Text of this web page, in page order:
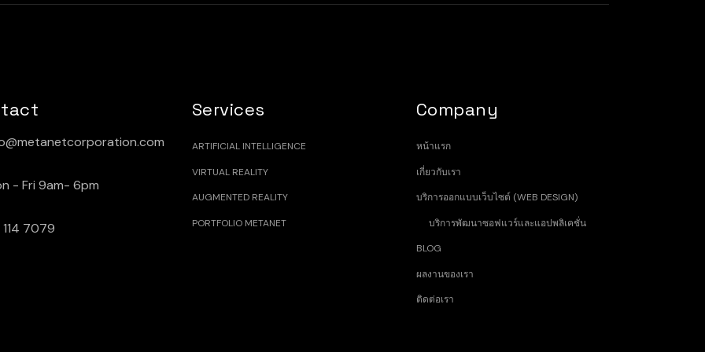
- Fri 9am- 6pm
7079
Services
ARTIFICIAL INTELLIGENCE
VIRTUAL REALITY
AUGMENTED REALITY
PORTFOLIO METANET
Company
หน้าแรก
เกี่ยวกับเรา
บริการออกแบบเว็บไซต์ (WEB DESIGN)
บริการพัฒนาซอฟแวร์และแอปพลิเคชั่น
BLOG
ผลงานของเรา
ติดต่อเรา